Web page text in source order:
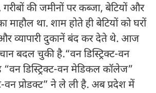
गरीबों की जमीनों पर कब्जा, बेटियों और
माहौल था. शाम होते ही बेटियों को घरों
व्यापारी दुकानें बंद कर देते थे. आज
बदल चुकी है.“वन डिस्ट्रिक्ट-वन
डिस्ट्रिक्ट-वन मेडिकल कॉलेज”
वन प्रोडक्ट” ने ले ली है. अब प्रदेश में